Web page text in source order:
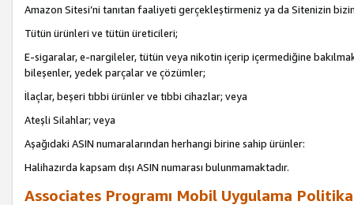
Amazon Sitesi’ni tanıtan faaliyeti gerçekleştirmeniz ya da Sitenizin
Tütün ürünleri ve tütün üreticileri;
E-sigaralar, e-nargileler, tütün veya nikotin içerip içermediğine
bileşenler, yedek parçalar ve çözümler;
İlaçlar, beşeri tıbbi ürünler ve tıbbi cihazlar; veya
Ateşli Silahlar; veya
Aşağıdaki ASIN numaralarından herhangi birine sahip ürünler:
Halihazırda kapsam dışı ASIN numarası bulunmamaktadır.
Associates Programı Mobil Uygulama